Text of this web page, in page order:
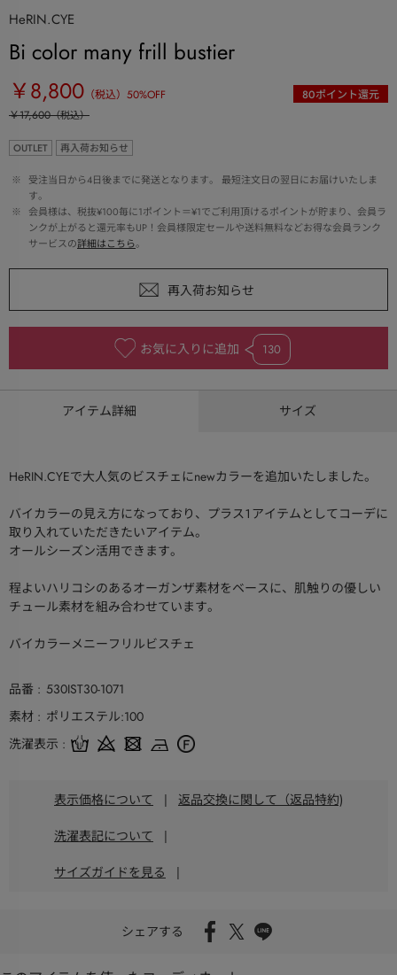
HeRIN.CYE
Bi color many frill bustier
￥8,800 （税込） 50%OFF 80ポイント還元
￥17,600（税込）
OUTLET 再入荷お知らせ
※
受注当日から4日後までに発送となります。 最短注文日の翌日にお届けいたしま
す。
※
会員様は、税抜¥100毎に1ポイント＝¥1でご利用頂けるポイントが貯まり、会員ラ
ンクが上がると還元率もUP！会員様限定セールや送料無料などお得な会員ランク
サービスの詳細はこちら。
お気に入りに追加 130
アイテム詳細 サイズ
HeRIN.CYEで大人気のビスチェにnewカラーを追加いたしました。
バイカラーの見え方になっており、プラス１アイテムとしてコーデに
取り入れていただきたいアイテム。
オールシーズン活用できます。
程よいハリコシのあるオーガンザ素材をベースに、肌触りの優しい
チュール素材を組み合わせています。
バイカラーメニーフリルビスチェ
品番
530IST30-1071
素材
ポリエステル:100
洗濯表示
表示価格について | 返品交換に関して（返品特約)
洗濯表記について |
サイズガイドを見る |
シェアする